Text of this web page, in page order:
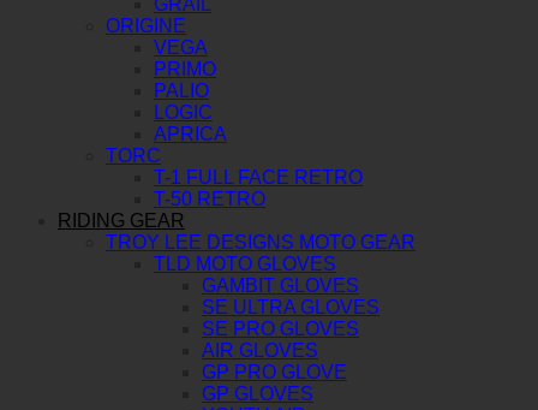
GRAIL
ORIGINE
VEGA
PRIMO
PALIO
LOGIC
APRICA
TORC
T-1 FULL FACE RETRO
T-50 RETRO
RIDING GEAR
TROY LEE DESIGNS MOTO GEAR
TLD MOTO GLOVES
GAMBIT GLOVES
SE ULTRA GLOVES
SE PRO GLOVES
AIR GLOVES
GP PRO GLOVE
GP GLOVES